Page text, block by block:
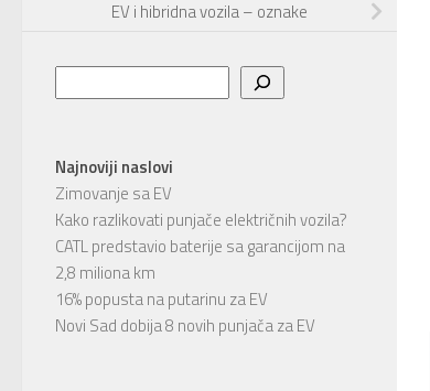
EV i hibridna vozila – oznake
Najnoviji naslovi
Zimovanje sa EV
Kako razlikovati punjače električnih vozila?
CATL predstavio baterije sa garancijom na
2,8 miliona km
16% popusta na putarinu za EV
Novi Sad dobija 8 novih punjača za EV